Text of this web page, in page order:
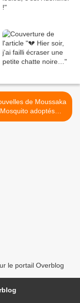
de Moussaka
adoptés
ensemble ! >
le portail Overblog